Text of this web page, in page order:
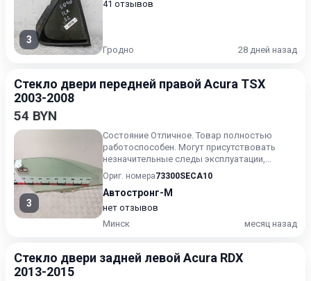
3
41 отзывов
Гродно 28 дней назад
Стекло двери передней правой Acura TSX
2003-2008
54 BYN
3
Состояние Отличное. Товар полностью
работоспособен. Могут присутствовать
незначительные следы эксплуатации,
царапины на лакокрасочном покрыт...
Ориг. номера73300SECA10
Автостронг-М
нет отзывов
Минск
месяц назад
Стекло двери задней левой Acura RDX
2013-2015